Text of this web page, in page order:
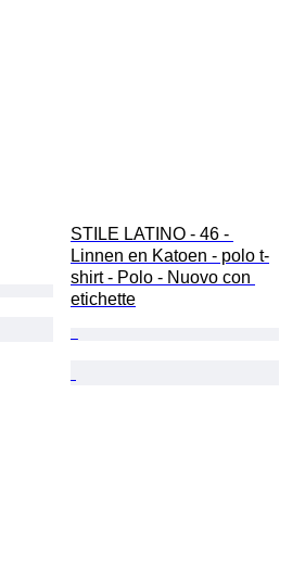
STILE LATINO - 46 -
Linnen en Katoen - polo t-
shirt - Polo - Nuovo con
etichette